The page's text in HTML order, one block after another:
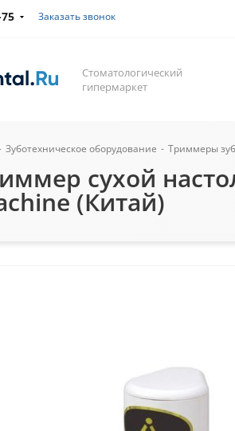
Заказать звонок
Стоматологический
гипермаркет
Зуботехническое оборудование - Триммеры
сухой
(Китай)